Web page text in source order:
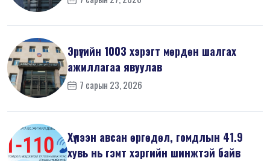
Эрүүгийн 1003 хэрэгт мөрдөн шалгах
ажиллагаа явуулав
7 сарын 23, 2026
Хүлээн авсан өргөдөл, гомдлын 41.9
хувь нь гэмт хэргийн шинжтэй байв